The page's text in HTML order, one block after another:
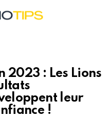
2023 : Les Lions
leur
!